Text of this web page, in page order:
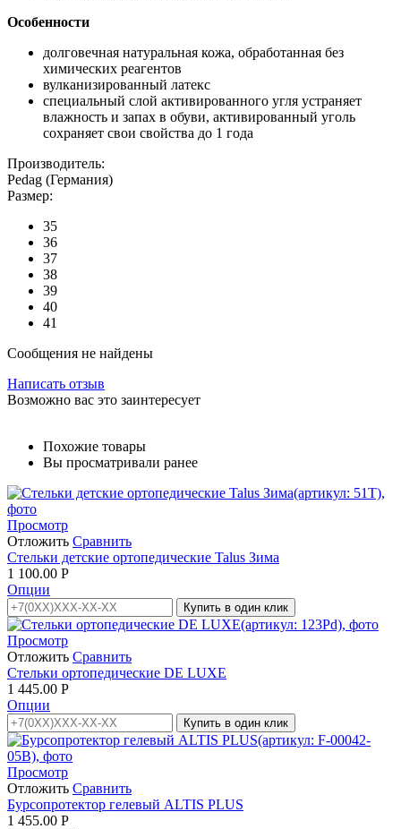
Особенности
долговечная натуральная кожа, обработанная без
химических реагентов
вулканизированный латекс
специальный слой активированного угля устраняет
влажность и запах в обуви, активированный уголь
сохраняет свои свойства до 1 года
Производитель:
Pedag (Германия)
Размер:
35
36
37
38
39
40
41
Сообщения не найдены
Написать отзыв
Возможно вас это заинтересует
Похожие товары
Вы просматривали ранее
Просмотр
Отложить Сравнить
Стельки детские ортопедические Talus Зима
1 100.00 Р
Опции
Купить в один клик
Просмотр
Отложить Сравнить
Стельки ортопедические DE LUXE
1 445.00 Р
Опции
Купить в один клик
Просмотр
Отложить Сравнить
Бурсопротектор гелевый ALTIS PLUS
1 455.00 Р